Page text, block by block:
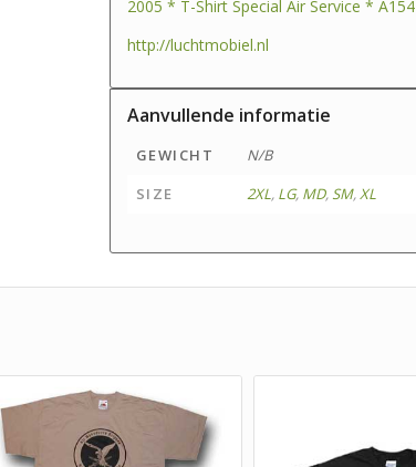
2005 * T-Shirt Special Air Service * A154
http://luchtmobiel.nl
Aanvullende informatie
GEWICHT
N/B
SIZE
2XL, LG, MD,SM,XL